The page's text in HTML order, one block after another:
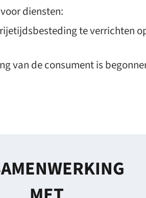
diensten:
te verrichten
van de consument is